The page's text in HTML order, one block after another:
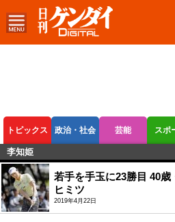
トピックス 政治・社会 芸能 スポ
ボートレース
李知姫
若手を手玉に23勝目 40
ヒミツ
2019年4月22日